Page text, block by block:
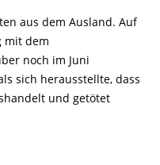
aus dem Ausland. Auf
mit dem
noch im Juni
sich herausstellte, dass
und getötet